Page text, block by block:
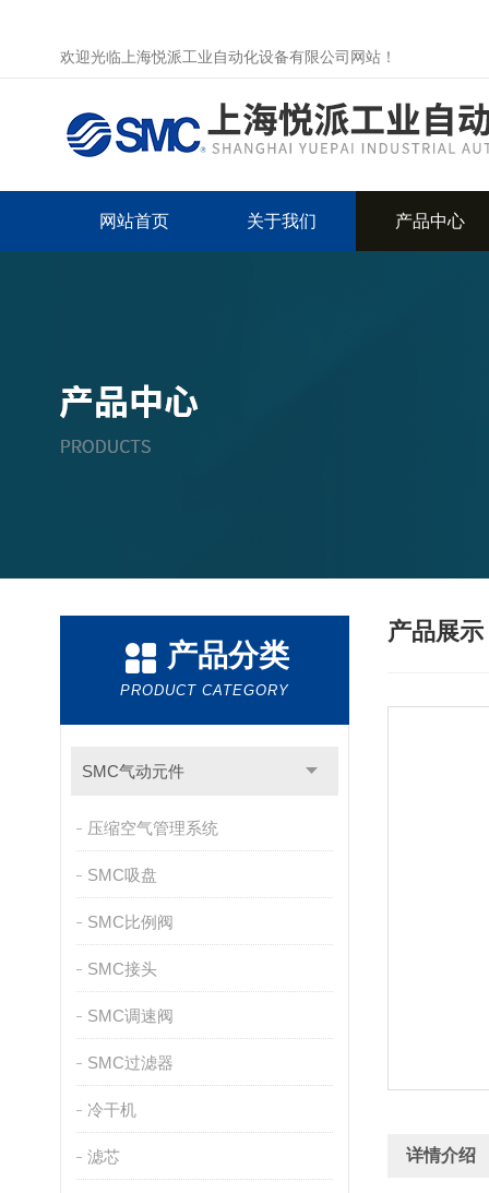
欢迎光临上海悦派工业自动化设备有限公司网站！
网站首页 关于我们 产品中心
产品分类
PRODUCT CATEGORY
SMC气动元件
压缩空气管理系统
SMC吸盘
SMC比例阀
SMC接头
SMC调速阀
SMC过滤器
冷干机
滤芯
产品展示
详情介绍